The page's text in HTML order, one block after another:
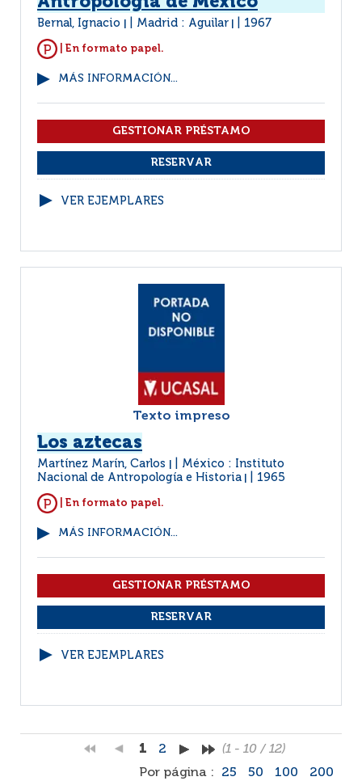
Bernal, Ignacio Madrid : Aguilar 1967
| En formato papel.
MÁS INFORMACIÓN...
VER EJEMPLARES
Texto impreso
Los aztecas
Martínez Marín, Carlos
México : Instituto
Nacional de Antropología e Historia
1965
| En formato papel.
MÁS INFORMACIÓN...
VER EJEMPLARES
1 2
(1 - 10 / 12)
Por página :
25 50 100 200